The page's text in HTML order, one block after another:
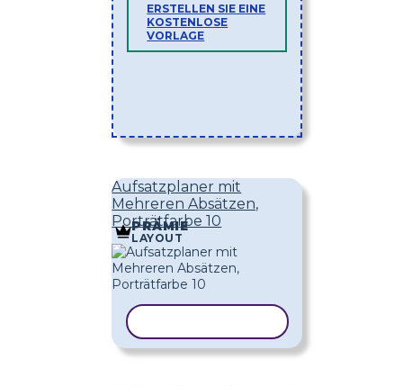
ERSTELLEN SIE EINE
KOSTENLOSE
VORLAGE
Aufsatzplaner mit
Mehreren Absätzen,
Porträtfarbe 10
PRÄMIE
LAYOUT